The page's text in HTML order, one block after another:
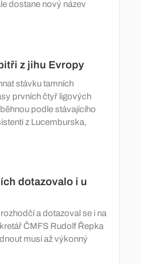
dostane nový název
z jihu Evropy
stávku tamních
prvních čtyř ligových
podle stávajícího
z Lucemburska,
dotazovalo i u
a dotazoval se i na
ČMFS Rudolf Řepka
musí až výkonný